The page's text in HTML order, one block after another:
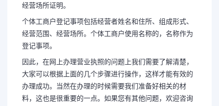
经营场所证明。
个体工商户登记事项包括经营者姓名和住所、组成形式、
经营范围、经营场所。个体工商户使用名称的，名称作为
登记事项。
因此，在网上办理营业执照的问题上我们需要了解清楚，
大家可以根据上面的几个步骤进行操作，这样才能有效的
办理成功。当然在办理的时候需要我们准备好相关的材
料，这也是很重要的一点。如果您有其他问题，欢迎咨询